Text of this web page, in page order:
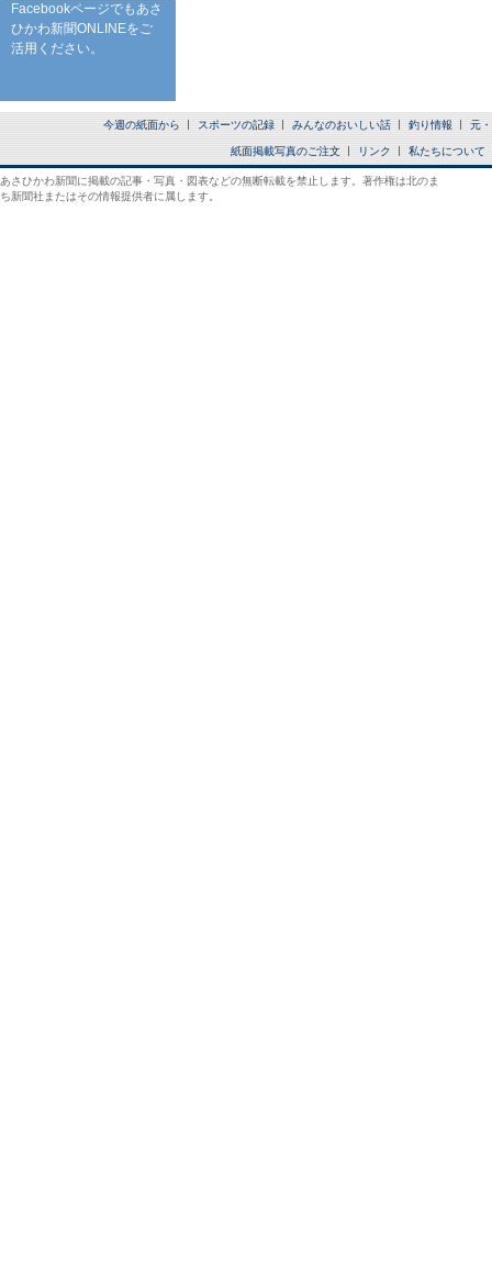
Facebookページでもあさ
ひかわ新聞ONLINEをご
活用ください。
今週の紙面から スポーツの記録 みんなのおいしい話 釣り情報 元
紙面掲載写真のご注文 リンク 私たちについて
あさひかわ新聞に掲載の記事・写真・図表などの無断転載を禁止します。著作権は北のま
ち新聞社またはその情報提供者に属します。